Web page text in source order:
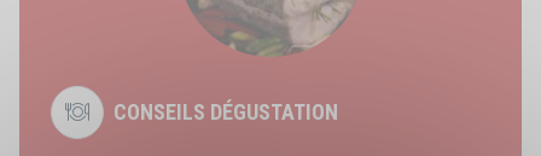
CONSEILS DÉGUSTATION